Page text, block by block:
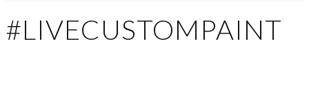
#LIVECUSTOMPAINT